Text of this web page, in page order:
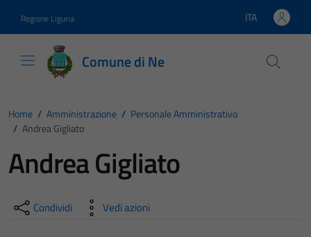
Regione Liguria Lingua attiva:
ITA
Comune di Ne
Home / Amministrazione / Personale Amministrativo
/ Andrea Gigliato
Andrea Gigliato
Condividi Vedi azioni